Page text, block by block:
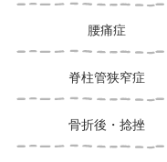
腰痛症
脊柱管狭窄症
骨折後・捻挫